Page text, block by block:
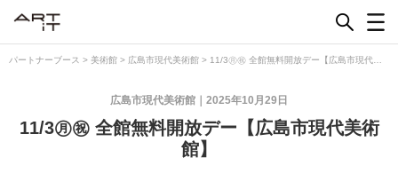
パートナーブース > 美術館 > 広島市現代美術館 > 11/3㊊㊗︎ 全館無料開放デー【広島市現代美
2025年10月29日
広島市現代美術館
11/3㊊㊗︎ 全館無料開放デー【広島市現代美術
館】